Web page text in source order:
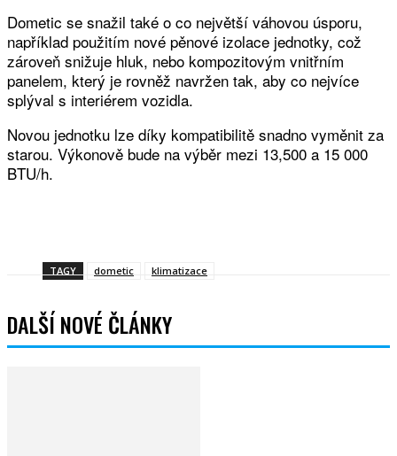
Dometic se snažil také o co největší váhovou úsporu,
například použitím nové pěnové izolace jednotky, což
zároveň snižuje hluk, nebo kompozitovým vnitřním
panelem, který je rovněž navržen tak, aby co nejvíce
splýval s interiérem vozidla.
Novou jednotku lze díky kompatibilitě snadno vyměnit za
starou. Výkonově bude na výběr mezi 13,500 a 15 000
BTU/h.
TAGY dometic klimatizace
DALŠÍ NOVÉ ČLÁNKY